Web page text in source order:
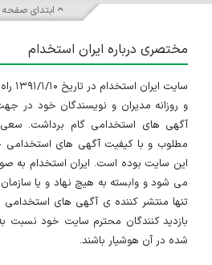
ابتدای صفحه
مختصری درباره ایران استخدام
و روزانه مدیران و نویسندگان خود در
آگهی های استخدامی گام برداشت. سعی
مطلوب و با کیفیت آگهی های استخدامی
این سایت بوده است. ایران استخدام به
می شود و وابسته به هیچ نهاد و یا
تنها منتشر کننده ی آگهی های استخدامی
بازدید کنندگان محترم سایت خود
شده در آن هوشیار باشند.